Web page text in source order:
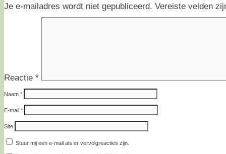
Je e-mailadres wordt niet gepubliceerd. Vereiste velden
Reactie *
Naam *
E-mail *
Site
Stuur mij een e-mail als er vervolgreacties zijn.